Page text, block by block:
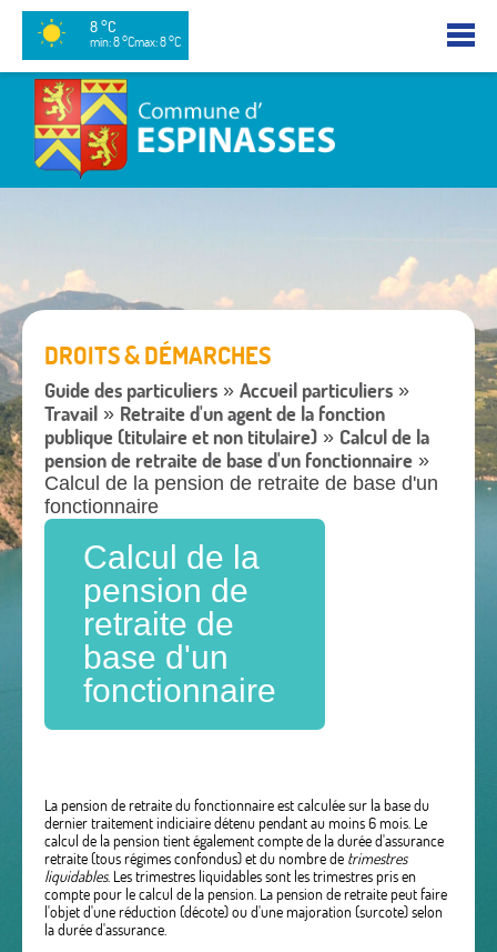
8 °C
min: 8 °Cmax: 8 °C
DROITS & DÉMARCHES
Guide des particuliers » Accueil particuliers »
Travail » Retraite d'un agent de la fonction
publique (titulaire et non titulaire) » Calcul de la
pension de retraite de base d'un fonctionnaire »
Calcul de la pension de retraite de base d'un
fonctionnaire
Calcul de la
pension de
retraite de
base d'un
fonctionnaire
La pension de retraite du fonctionnaire est calculée sur la base du
dernier traitement indiciaire détenu pendant au moins 6 mois. Le
calcul de la pension tient également compte de la durée d'assurance
retraite (tous régimes confondus) et du nombre de trimestres
liquidables. Les trimestres liquidables sont les trimestres pris en
compte pour le calcul de la pension. La pension de retraite peut faire
l'objet d'une réduction (décote) ou d'une majoration (surcote) selon
la durée d'assurance.